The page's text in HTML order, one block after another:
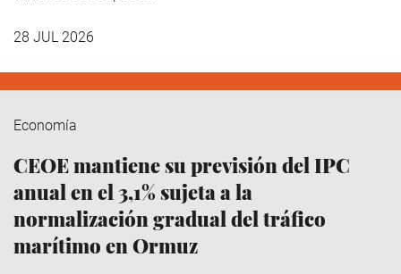
28 JUL 2026
Economía
CEOE mantiene su previsión del IPC
anual en el 3,1% sujeta a la
normalización gradual del tráfico
marítimo en Ormuz